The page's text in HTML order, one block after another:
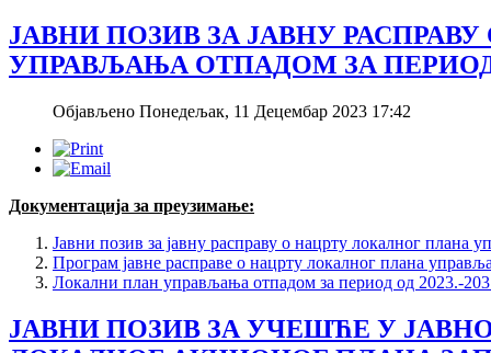
ЈАВНИ ПОЗИВ ЗА ЈАВНУ
УПРАВЉАЊА ОТПАДОМ ЗА ПЕРИОД
Објављено Понедељак, 11 Децембар 2023 17:42
Документација за преузимање:
Јавни позив за јавну расправу о нацрту локалног плана
Програм јавне расправе о нацрту локалног плана
Локални план управљања отпадом за период од 2023.-
ЈАВНИ ПОЗИВ ЗА УЧЕШЋЕ У